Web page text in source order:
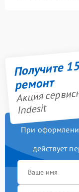
Получите
ремонт
Акция
Indesit
При
действует